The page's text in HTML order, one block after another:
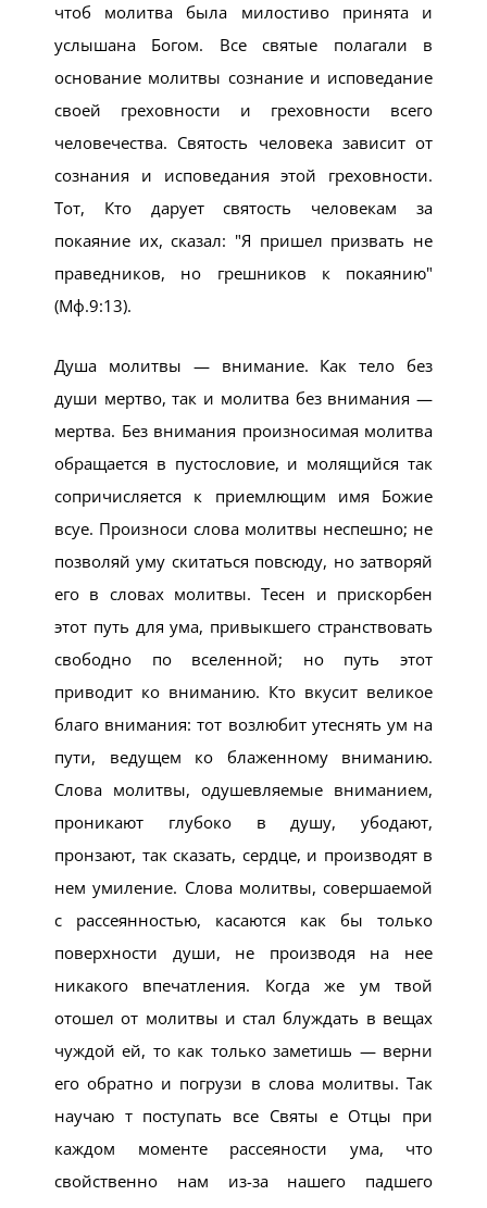
чтоб молитва была милостиво принята и
услышана Богом. Все святые полагали в
основание молитвы сознание и исповедание
своей греховности и греховности всего
человечества. Святость человека зависит от
сознания и исповедания этой греховности.
Тот, Кто дарует святость человекам за
покаяние их, сказал: "Я пришел призвать не
праведников, но грешников к покаянию"
(Мф.9:13).
Душа молитвы — внимание. Как тело без
души мертво, так и молитва без внимания —
мертва. Без внимания произносимая молитва
обращается в пустословие, и молящийся так
сопричисляется к приемлющим имя Божие
всуе. Произноси слова молитвы неспешно; не
позволяй уму скитаться повсюду, но затворяй
его в словах молитвы. Тесен и прискорбен
этот путь для ума, привыкшего странствовать
свободно по вселенной; но путь этот
приводит ко вниманию. Кто вкусит великое
благо внимания: тот возлюбит утеснять ум на
пути, ведущем ко блаженному вниманию.
Слова молитвы, одушевляемые вниманием,
проникают глубоко в душу, убодают,
пронзают, так сказать, сердце, и производят в
нем умиление. Слова молитвы, совершаемой
с рассеянностью, касаются как бы только
поверхности души, не производя на нее
никакого впечатления. Когда же ум твой
отошел от молитвы и стал блуждать в вещах
чуждой ей, то как только заметишь — верни
его обратно и погрузи в слова молитвы. Так
научаю т поступать все Святы е Отцы при
каждом моменте рассеяности ума, что
свойственно нам из-за нашего падшего